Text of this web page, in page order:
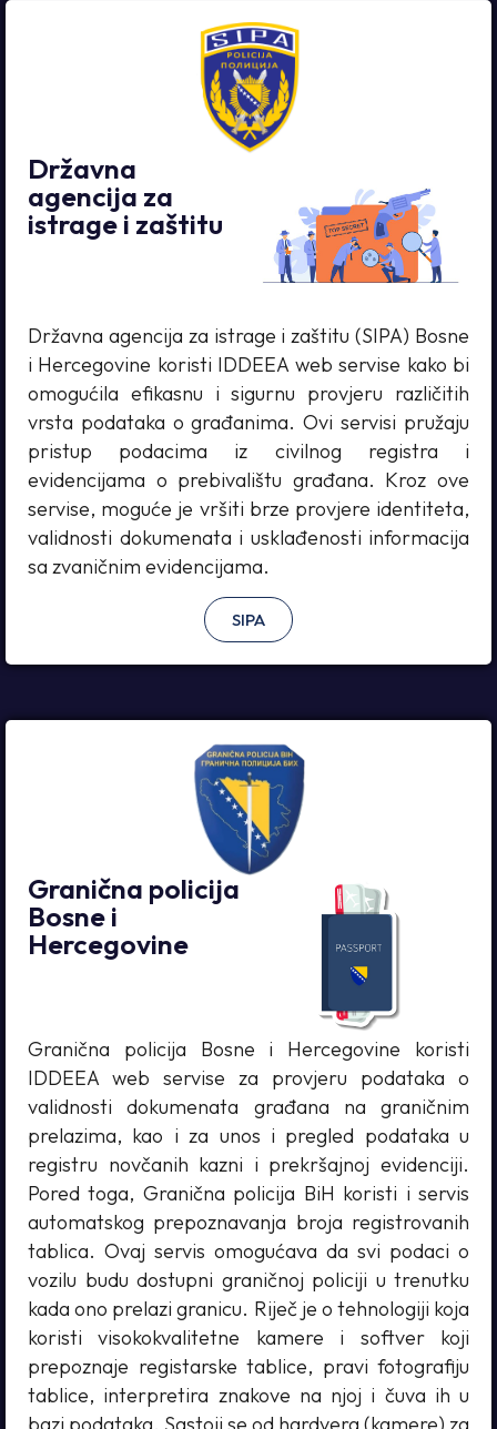
Državna
agencija za
istrage i zaštitu
Državna agencija za istrage i zaštitu (SIPA) Bosne
i Hercegovine koristi IDDEEA web servise kako bi
omogućila efikasnu i sigurnu provjeru različitih
vrsta podataka o građanima. Ovi servisi pružaju
pristup podacima iz civilnog registra i
evidencijama o prebivalištu građana. Kroz ove
servise, moguće je vršiti brze provjere identiteta,
validnosti dokumenata i usklađenosti informacija
sa zvaničnim evidencijama.
SIPA
Granična policija
Bosne i
Hercegovine
Granična policija Bosne i Hercegovine koristi
IDDEEA web servise za provjeru podataka o
validnosti dokumenata građana na graničnim
prelazima, kao i za unos i pregled podataka u
registru novčanih kazni i prekršajnoj evidenciji.
Pored toga, Granična policija BiH koristi i servis
automatskog prepoznavanja broja registrovanih
tablica. Ovaj servis omogućava da svi podaci o
vozilu budu dostupni graničnoj policiji u trenutku
kada ono prelazi granicu. Riječ je o tehnologiji koja
koristi visokokvalitetne kamere i softver koji
prepoznaje registarske tablice, pravi fotografiju
tablice, interpretira znakove na njoj i čuva ih u